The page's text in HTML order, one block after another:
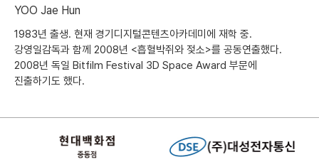
YOO Jae Hun
1983년 출생. 현재 경기디지털콘텐츠아카데미에 재학 중.
강영일감독과 함께 2008년 <흡혈박쥐와 젖소>를 공동연출했다.
2008년 독일 Bitfilm Festival 3D Space Award 부문에
진출하기도 했다.